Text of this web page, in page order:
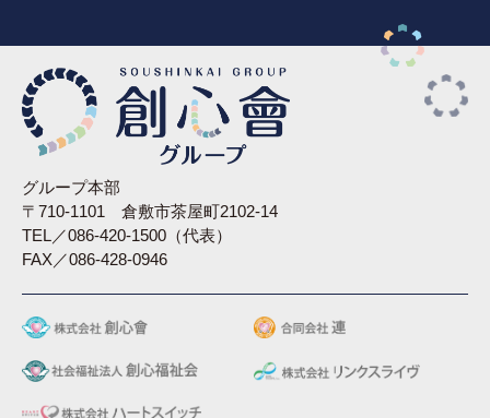
グループ本部
〒710-1101 倉敷市茶屋町2102-14
TEL／086-420-1500（代表）
FAX／086-428-0946